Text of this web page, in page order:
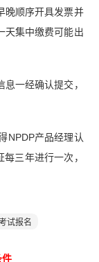
晚顺序开具发票并
天集中缴费可能出
一经确认提交，
NPDP产品经理认
三年进行一次，
试报名
件